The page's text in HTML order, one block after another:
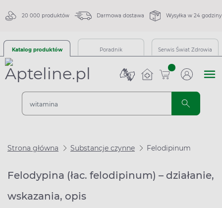
20 000 produktów Darmowa dostawa Wysyłka w 24 godziny
Katalog produktów Poradnik Serwis Świat Zdrowia
sztuk
Strona główna Substancje czynne Felodipinum
Felodypina (łac. felodipinum) – działanie,
wskazania, opis